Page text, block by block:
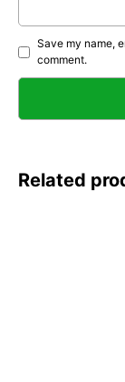
Save my name,
comment.
Related